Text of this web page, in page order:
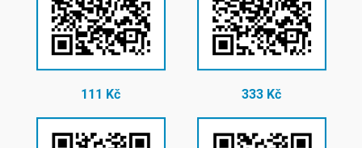
111 Kč 333 Kč